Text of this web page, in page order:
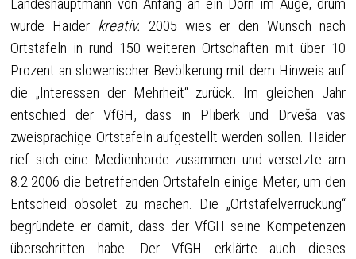
wurde Haider kreativ. 2005 wies er den Wunsch nach
Ortstafeln in rund 150 weiteren Ortschaften mit über 10
Prozent an slowenischer Bevölkerung mit dem Hinweis auf
die „Interessen der Mehrheit“ zurück. Im gleichen Jahr
entschied der VfGH, dass in Pliberk und Drveša vas
zweisprachige Ortstafeln aufgestellt werden sollen. Haider
rief sich eine Medienhorde zusammen und versetzte am
8.2.2006 die betreffenden Ortstafeln einige Meter, um den
Entscheid obsolet zu machen. Die „Ortstafelverrückung“
begründete er damit, dass der VfGH seine Kompetenzen
überschritten habe. Der VfGH erklärte auch dieses